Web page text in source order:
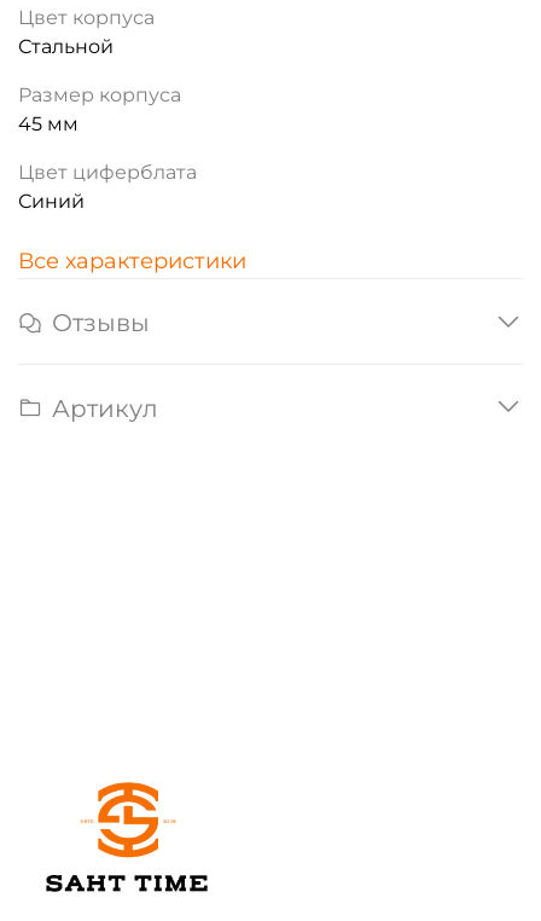
Цвет корпуса
Стальной
Размер корпуса
45 мм
Цвет циферблата
Синий
Все характеристики
Отзывы
Артикул